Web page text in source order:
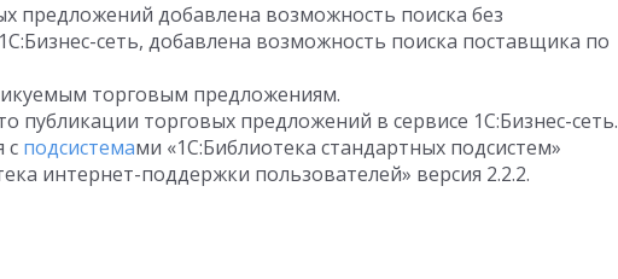
предложений добавлена возможность поиска без
сеть, добавлена возможность поиска поставщика по
торговым предложениям.
публикации торговых предложений в сервисе 1С:Бизнес-сеть.
с подсистемами «1С:Библиотека стандартных подсистем»
интернет-поддержки пользователей» версия 2.2.2.